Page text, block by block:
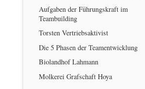
Aufgaben der Führungskraft im
Teambuilding
Torsten Vertriebsaktivist
Die 5 Phasen der Teamentwicklung
Biolandhof Lahmann
Molkerei Grafschaft Hoya